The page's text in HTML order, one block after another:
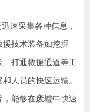
速采集各种信息，
技术装备如挖掘
打通救援通道等工
人员的快速运输。
能够在废墟中快速